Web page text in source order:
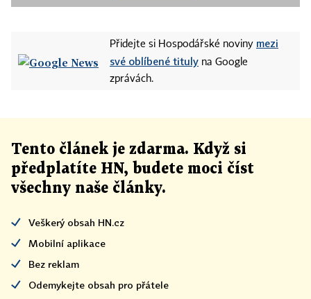
Přidejte si Hospodářské noviny mezi
své oblíbené tituly na Google
zprávách.
Tento článek je zdarma. Když si
předplatíte HN, budete moci číst
všechny naše články.
Veškerý obsah HN.cz
Mobilní aplikace
Bez reklam
Odemykejte obsah pro přátele